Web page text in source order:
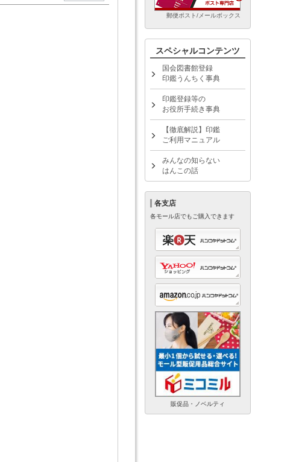
郵便ポスト/メールボックス
スペシャルコンテンツ
国会図書館登録
印鑑うんちく事典
印鑑登録等の
お役所手続き事典
【徹底解説】印鑑
ご利用マニュアル
みんなの知らない
はんこの話
各支店
各モール店でもご購入できます
販促品・ノベルティ